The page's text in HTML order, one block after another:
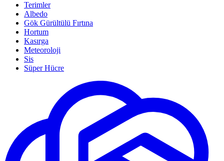
Terimler
Albedo
Gök Gürültülü Fırtına
Hortum
Kasırga
Meteoroloji
Sis
Süper Hücre